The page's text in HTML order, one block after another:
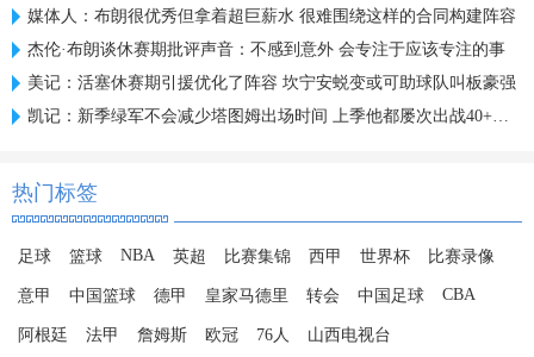
媒体人：布朗很优秀但拿着超巨薪水 很难围绕这样的合同构建阵容
杰伦·布朗谈休赛期批评声音：不感到意外 会专注于应该专注的事
美记：活塞休赛期引援优化了阵容 坎宁安蜕变或可助球队叫板豪强
凯记：新季绿军不会减少塔图姆出场时间 上季他都屡次出战40+分钟
热门标签
足球 篮球 NBA 英超 比赛集锦 西甲 世界杯 比赛录像
意甲 中国篮球 德甲 皇家马德里 转会 中国足球 CBA
阿根廷 法甲 詹姆斯 欧冠 76人 山西电视台